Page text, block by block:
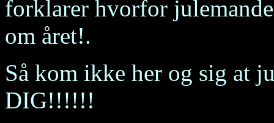
forklarer hvorfor
om året!.
Så kom ikke her og sig at
DIG!!!!!!